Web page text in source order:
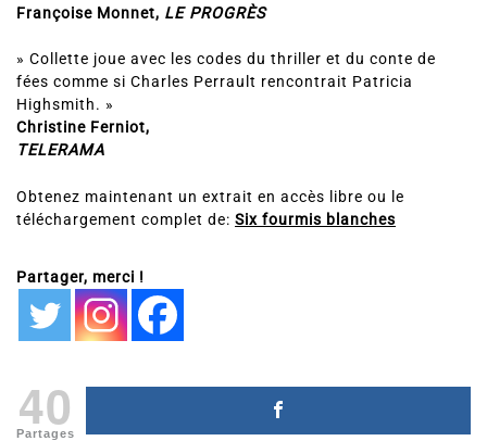
Françoise Monnet, LE PROGRÈS
» Collette joue avec les codes du thriller et du conte de
fées comme si Charles Perrault rencontrait Patricia
Highsmith. »
Christine Ferniot,
TELERAMA
Obtenez maintenant un extrait en accès libre ou le
téléchargement complet de: Six fourmis blanches
Partager, merci !
40
Partages